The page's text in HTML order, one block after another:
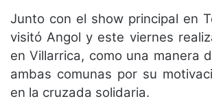
Junto con el show principal en
visitó Angol y este viernes
en Villarrica, como una manera
ambas comunas por su
en la cruzada solidaria.